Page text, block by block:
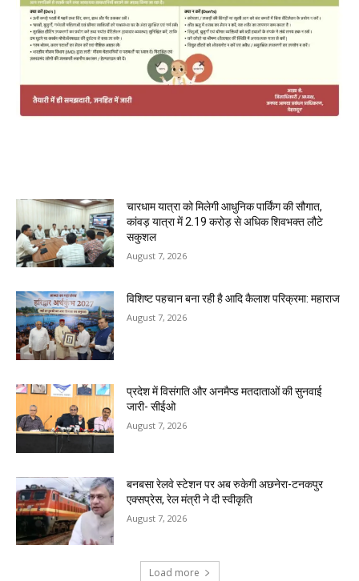
चारधाम यात्रा को मिलेगी आधुनिक पार्किंग की सौगात,
कांवड़ यात्रा में 2.19 करोड़ से अधिक शिवभक्त लौटे
सकुशल
August 7, 2026
विशिष्ट पहचान बना रही है आदि कैलाश परिक्रमा: महाराज
August 7, 2026
प्रदेश में विसंगति और अनमैप्ड मतदाताओं की सुनवाई
जारी- सीईओ
August 7, 2026
बनबसा रेलवे स्टेशन पर अब रुकेगी अछनेरा-टनकपुर
एक्सप्रेस, रेल मंत्री ने दी स्वीकृति
August 7, 2026
Load more